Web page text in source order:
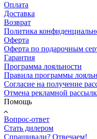
Оплата
Доставка
Возврат
Политика
Оферта
Оферта по подарочным
Гарантия
Программа лояльности
Правила программы
Согласие на получение
Отмена рекламной
Помощь
Вопрос-ответ
Стать дилером
Спрашивали? Отвечаем!